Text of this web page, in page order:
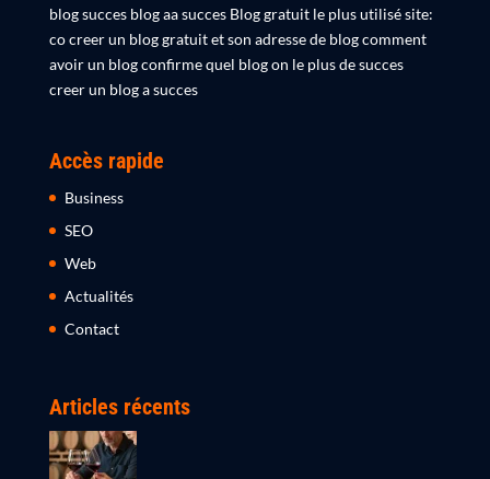
blog succes blog aa succes Blog gratuit le plus utilisé site:
co creer un blog gratuit et son adresse de blog comment
avoir un blog confirme quel blog on le plus de succes
creer un blog a succes
Accès rapide
Business
SEO
Web
Actualités
Contact
Articles récents